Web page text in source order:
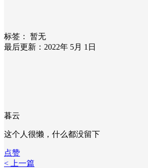
标签：
暂无
最后更新：2022年 5月 1日
暮云
这个人很懒，什么都没留下
点赞
< 上一篇